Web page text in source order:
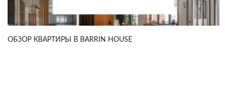
ОБЗОР КВАРТИРЫ В BARRIN HOUSE